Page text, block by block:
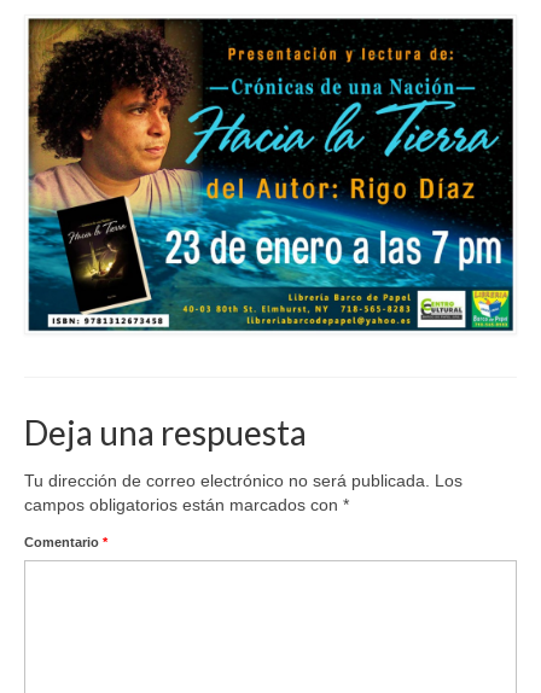
Deja una respuesta
Tu dirección de correo electrónico no será publicada.
Los
campos obligatorios están marcados con *
Comentario *